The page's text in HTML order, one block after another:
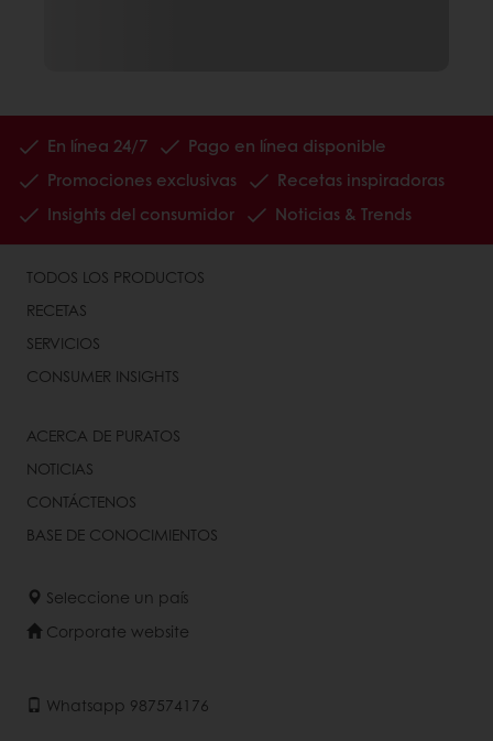
En línea 24/7
Pago en línea disponible
Promociones exclusivas
Recetas inspiradoras
Insights del consumidor
Noticias & Trends
TODOS LOS PRODUCTOS
RECETAS
SERVICIOS
CONSUMER INSIGHTS
ACERCA DE PURATOS
NOTICIAS
CONTÁCTENOS
BASE DE CONOCIMIENTOS
Seleccione un país
Corporate website
Whatsapp 987574176